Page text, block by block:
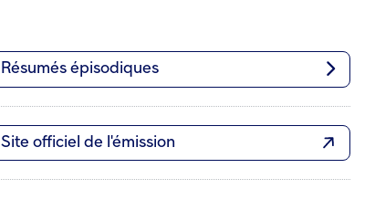
Résumés épisodiques
Site officiel de l'émission